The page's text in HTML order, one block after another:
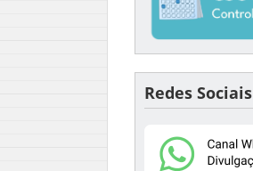
Redes Sociais